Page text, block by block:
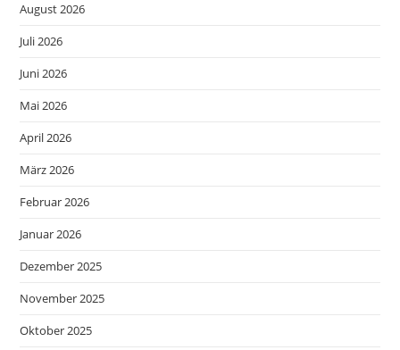
August 2026
Juli 2026
Juni 2026
Mai 2026
April 2026
März 2026
Februar 2026
Januar 2026
Dezember 2025
November 2025
Oktober 2025